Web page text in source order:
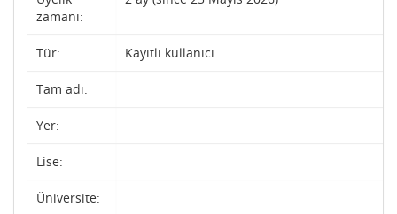
zamanı:
Tür: Kayıtlı kullanıcı
Tam adı:
Yer:
Lise:
Üniversite: